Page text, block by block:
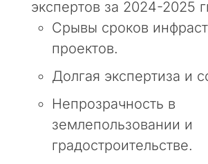
экспертов за 2024-2025
Срывы сроков
проектов.
Долгая экспертиза и
Непрозрачность в
землепользовании и
градостроительстве.
в
о
о
п